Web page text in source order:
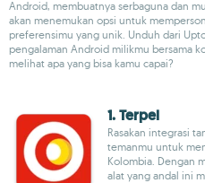
Android, membuatnya serbaguna dan
akan menemukan opsi untuk
preferensimu yang unik. Unduh dari
pengalaman Android milikmu bersama
melihat apa yang bisa kamu capai?
1. Terpel
Rasakan integrasi
temanmu untuk
Kolombia. Dengan
alat yang andal ini